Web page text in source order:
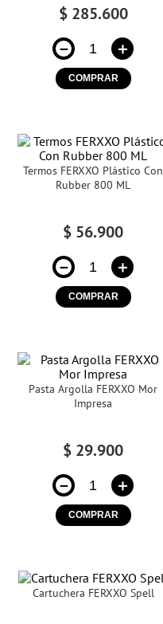
$ 285.600
－ ＋
COMPRAR
Termos FERXXO Plástico Con
Rubber 800 ML
$ 56.900
－ ＋
COMPRAR
Pasta Argolla FERXXO Mor
Impresa
$ 29.900
－ ＋
COMPRAR
Cartuchera FERXXO Spell